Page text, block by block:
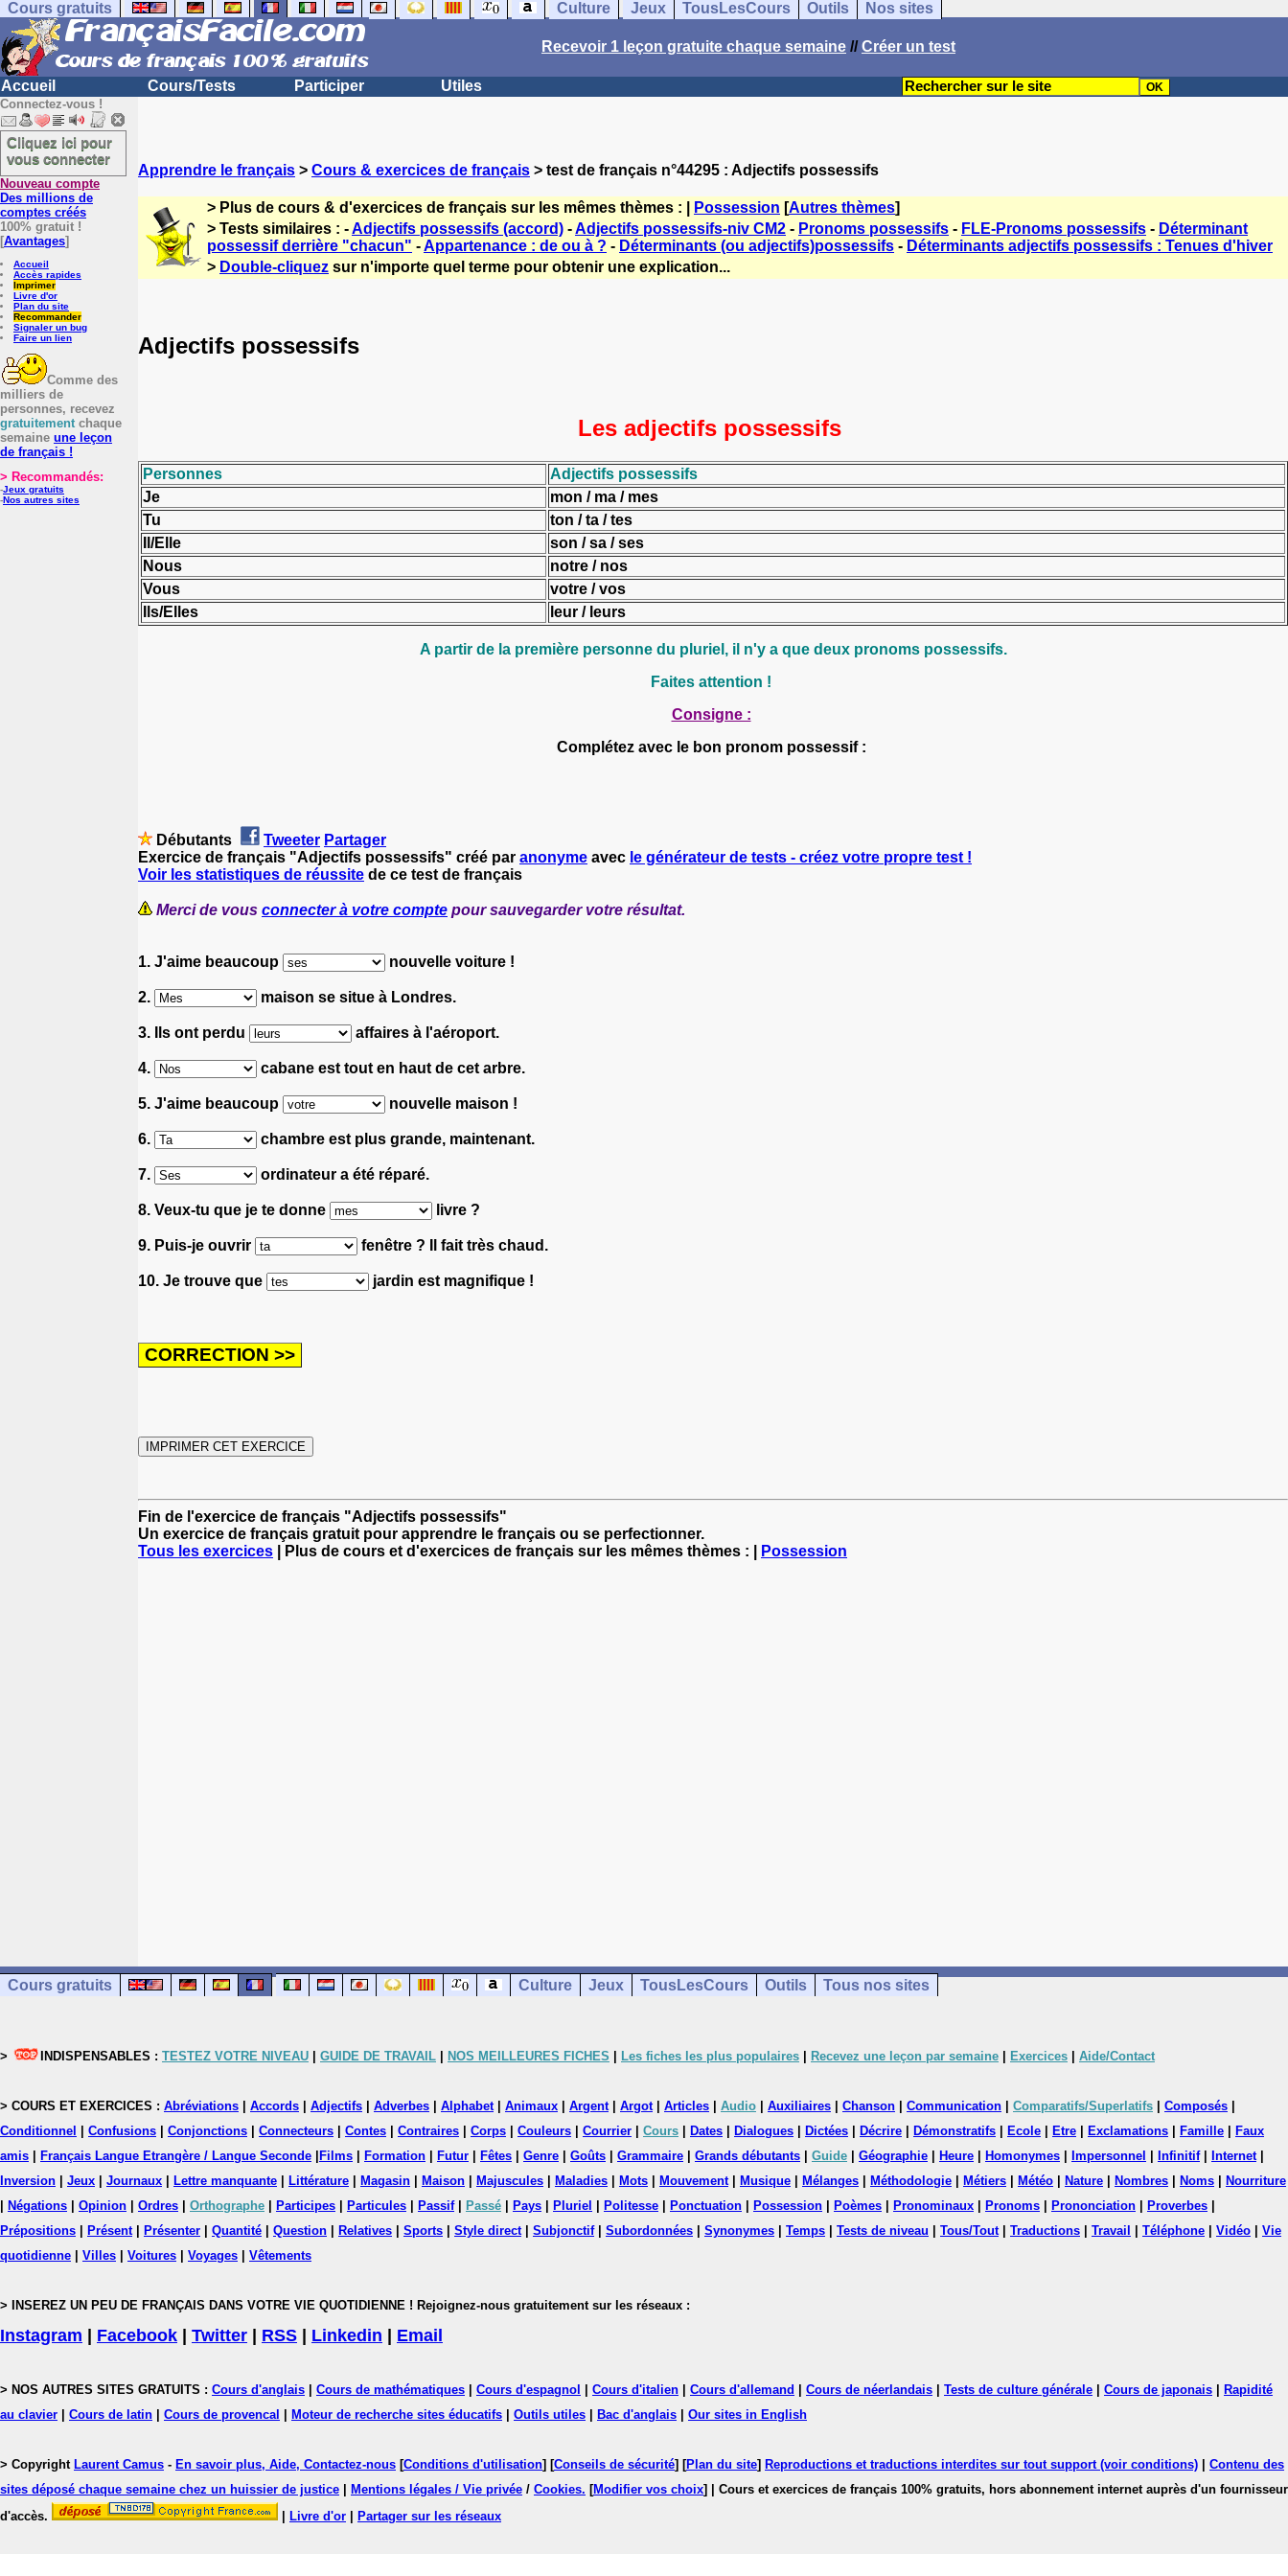
Cours gratuits Culture Jeux TousLesCours Outils Nos sites
Recevoir 1 leçon gratuite chaque semaine //Créer un test
Accueil Cours/Tests Participer Utiles
Connectez-vous !
Cliquez ici pour
vous connecter
Nouveau compte
Des millions de
comptes créés
100% gratuit !
[Avantages]
Accueil
Accès rapides
Imprimer
Livre d'or
Plan du site
Recommander
Signaler un bug
Faire un lien
Comme des
milliers de
personnes, recevez
gratuitementchaque
semaine une leçon
de français !
> Recommandés:
-Jeux gratuits
-Nos autres sites
Apprendre le français > Cours & exercices de français > test de français n°44295 : Adjectifs possessifs
> Plus de cours & d'exercices de français sur les mêmes thèmes : | Possession [Autres thèmes]
> Tests similaires : -Adjectifs possessifs (accord) -Adjectifs possessifs-niv CM2 - Pronoms possessifs - FLE-Pronoms possessifs - Déterminant
possessif derrière "chacun" -Appartenance : de ou à ? - Déterminants (ou adjectifs)possessifs - Déterminants adjectifs possessifs : Tenues d'hiver
> Double-cliquez sur n'importe quel terme pour obtenir une explication...
Adjectifs possessifs
Les adjectifs possessifs
Personnes
Adjectifs possessifs
Je
mon / ma / mes
Tu
ton / ta / tes
Il/Elle
son / sa / ses
Nous
notre / nos
Vous
votre / vos
Ils/Elles
leur / leurs
A partir de la première personne du pluriel, il n'y a que deux pronoms possessifs.
Faites attention !
Consigne :
Complétez avec le bon pronom possessif :
Débutants Tweeter Partager
Exercice de français "Adjectifs possessifs" créé par anonyme avec le générateur de tests - créez votre propre test !
Voir les statistiques de réussite de ce test de français
Merci de vous connecter à votre compte pour sauvegarder votre résultat.
1. J'aime beaucoup nouvelle voiture !
2. maison se situe à Londres.
3. Ils ont perdu affaires à l'aéroport.
4. cabane est tout en haut de cet arbre.
5. J'aime beaucoup nouvelle maison !
6. chambre est plus grande, maintenant.
7. ordinateur a été réparé.
8. Veux-tu que je te donne livre ?
9. Puis-je ouvrir fenêtre ? Il fait très chaud.
10. Je trouve que jardin est magnifique !
Fin de l'exercice de français "Adjectifs possessifs"
Un exercice de français gratuit pour apprendre le français ou se perfectionner.
Tous les exercices | Plus de cours et d'exercices de français sur les mêmes thèmes : | Possession
Cours gratuits Culture Jeux TousLesCours Outils Tous nos sites
> INDISPENSABLES : TESTEZ VOTRE NIVEAU GUIDE DE TRAVAIL NOS MEILLEURES FICHES Les fiches les plus populaires Recevez une leçon par semaine Exercices Aide/Contact
> COURS ET EXERCICES : Abréviations Accords Adjectifs Adverbes Alphabet| Animaux Argent| Argot| Articles Audio Auxiliaires Chanson Communication Comparatifs/Superlatifs Composés
Conditionnel
Confusions Conjonctions Connecteurs Contes Contraires Corps Couleurs Courrier Cours Dates Dialogues Dictées Décrire Démonstratifs Ecole Etre Exclamations Famille
Faux
amis
Français Langue Etrangère / Langue Seconde Films Formation Futur Fêtes Genre Goûts Grammaire Grands débutants Guide Géographie Heure Homonymes Impersonnel Infinitif| Internet|
Inversion
Jeux Journaux Lettre manquante Littérature Magasin Maison Majuscules Maladies Mots Mouvement| Musique Mélanges Méthodologie Métiers Météo Nature Nombres Noms
Nourriture
Négations Opinion Ordres Orthographe Participes Particules Passif| Passé Pays Pluriel Politesse Ponctuation Possession Poèmes Pronominaux Pronoms Prononciation Proverbes
Prépositions
Présent| Présenter Quantité Question Relatives Sports Style direct| Subjonctif| Subordonnées Synonymes Temps Tests de niveau Tous/Tout| Traductions Travail Téléphone Vidéo
Vie
quotidienne
Villes Voitures Voyages Vêtements
> INSEREZ UN PEU DE FRANÇAIS DANS VOTRE VIE QUOTIDIENNE ! Rejoignez-nous gratuitement sur les réseaux :
Instagram Facebook Twitter RSS Linkedin Email
> NOS AUTRES SITES GRATUITS : Cours d'anglais Cours de mathématiques Cours d'espagnol Cours d'italien Cours d'allemand Cours de néerlandais Tests de culture générale Cours de japonais
Rapidité
au clavier
Cours de latin Cours de provencal Moteur de recherche sites éducatifs Outils utiles Bac d'anglais Our sites in English
> Copyright Laurent Camus - En savoir plus, Aide, Contactez-nous [Conditions d'utilisation] [Conseils de sécurité] [Plan du site] Reproductions et traductions interdites sur tout support (voir conditions)
Contenu des
sites déposé chaque semaine chez un huissier de justice
Mentions légales / Vie privée / Cookies. [Modifier vos choix]
| Cours et exercices de français 100% gratuits, hors abonnement internet auprès d'un fournisseur
d'accès.
Livre d'or Partager sur les réseaux